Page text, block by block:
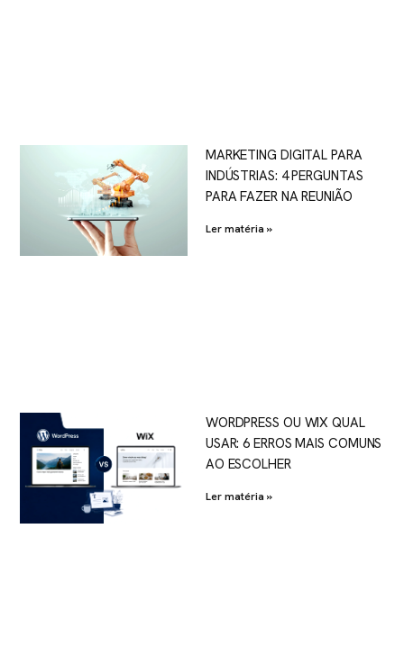
MARKETING DIGITAL PARA
INDÚSTRIAS: 4 PERGUNTAS
PARA FAZER NA REUNIÃO
Ler matéria »
WORDPRESS OU WIX QUAL
USAR: 6 ERROS MAIS COMUNS
AO ESCOLHER
Ler matéria »